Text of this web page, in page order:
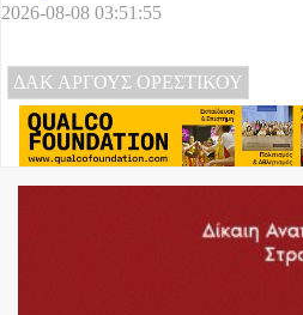
2026-08-08 03:51:55
ΔΑΚ ΑΡΓΟΥΣ ΟΡΕΣΤΙΚΟΥ